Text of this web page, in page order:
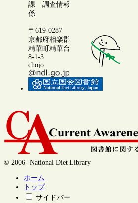
課 調査情報
係
〒619-0287
京都府相楽郡
精華町精華台
8-1-3
chojo
© 2006- National Diet Library
ホーム
トップ
サイドバー